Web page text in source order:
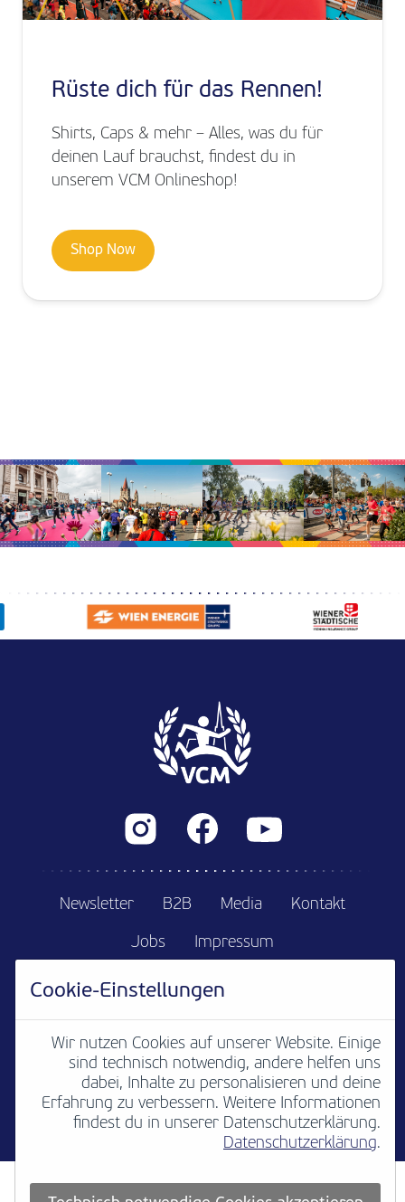
Rüste dich für das Rennen!
Shirts, Caps & mehr – Alles, was du für
deinen Lauf brauchst, findest du in
unserem VCM Onlineshop!
Shop Now
Newsletter B2B Media Kontakt
Jobs Impressum
Teilnahmebedingungen
Datenschutz Cookie settings
Cookie-Einstellungen
Wir nutzen Cookies auf unserer Website. Einige
sind technisch notwendig, andere helfen uns
dabei, Inhalte zu personalisieren und deine
Erfahrung zu verbessern. Weitere Informationen
findest du in unserer Datenschutzerklärung.
Datenschutzerklärung.